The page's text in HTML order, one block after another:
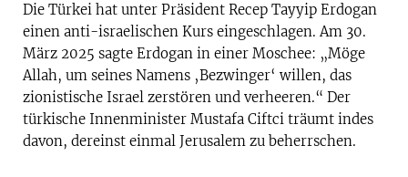
Die Türkei hat unter Präsident Recep Tayyip Erdogan
einen anti-israelischen Kurs eingeschlagen. Am 30.
März 2025 sagte Erdogan in einer Moschee: „Möge
Allah, um seines Namens ‚Bezwinger‘ willen, das
zionistische Israel zerstören und verheeren.“ Der
türkische Innenminister Mustafa Ciftci träumt indes
davon, dereinst einmal Jerusalem zu beherrschen.